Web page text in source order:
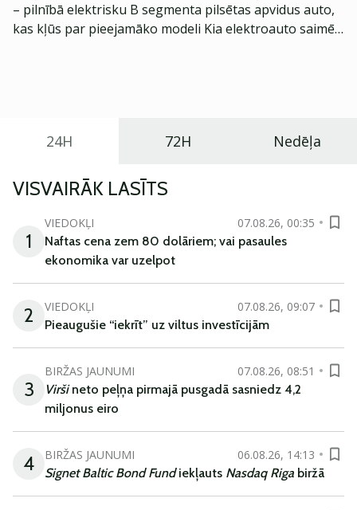
– pilnībā elektrisku B segmenta pilsētas apvidus auto,
kas kļūs par pieejamāko modeli Kia elektroauto saimē
24H 72H Nedēļa
VISVAIRĀK LASĪTS
1
VIEDOKĻI
07.08.26, 00:35
Naftas cena zem 80 dolāriem; vai pasaules
ekonomika var uzelpot
2 VIEDOKĻI
07.08.26, 09:07
Pieaugušie “iekrīt” uz viltus investīcijām
3
BIRŽAS JAUNUMI
07.08.26, 08:51
Viršineto peļņa pirmajā pusgadā sasniedz 4,2
miljonus eiro
4 BIRŽAS JAUNUMI
06.08.26, 14:13
Signet Baltic Bond Fundiekļauts Nasdaq Riga biržā